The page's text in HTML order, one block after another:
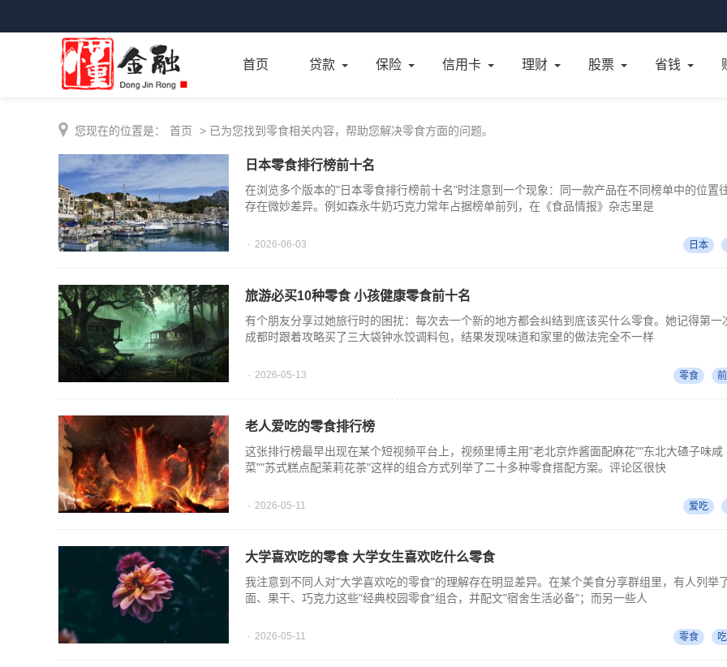
首页 贷款 保险 信用卡 理财 股票 省钱
您现在的位置是： 首页 > 已为您找到零食相关内容，帮助您解决零食方面的问题。
日本零食排行榜前十名
在浏览多个版本的"日本零食排行榜前十名"时注意到一个现象：同一款产品在不同榜单中的位置
存在微妙差异。例如森永牛奶巧克力常年占据榜单前列，在《食品情报》杂志里是
2026-06-03 日本
旅游必买10种零食 小孩健康零食前十名
有个朋友分享过她旅行时的困扰：每次去一个新的地方都会纠结到底该买什么零食。她记得第一
成都时跟着攻略买了三大袋钟水饺调料包，结果发现味道和家里的做法完全不一样
2026-05-13 零食
老人爱吃的零食排行榜
这张排行榜最早出现在某个短视频平台上，视频里博主用"老北京炸酱面配麻花""东北大碴子味咸
菜""苏式糕点配茉莉花茶"这样的组合方式列举了二十多种零食搭配方案。评论区很快
2026-05-11 爱吃
大学喜欢吃的零食 大学女生喜欢吃什么零食
我注意到不同人对"大学喜欢吃的零食"的理解存在明显差异。在某个美食分享群组里，有人列举
面、果干、巧克力这些"经典校园零食"组合，并配文"宿舍生活必备"；而另一些人
2026-05-11 零食